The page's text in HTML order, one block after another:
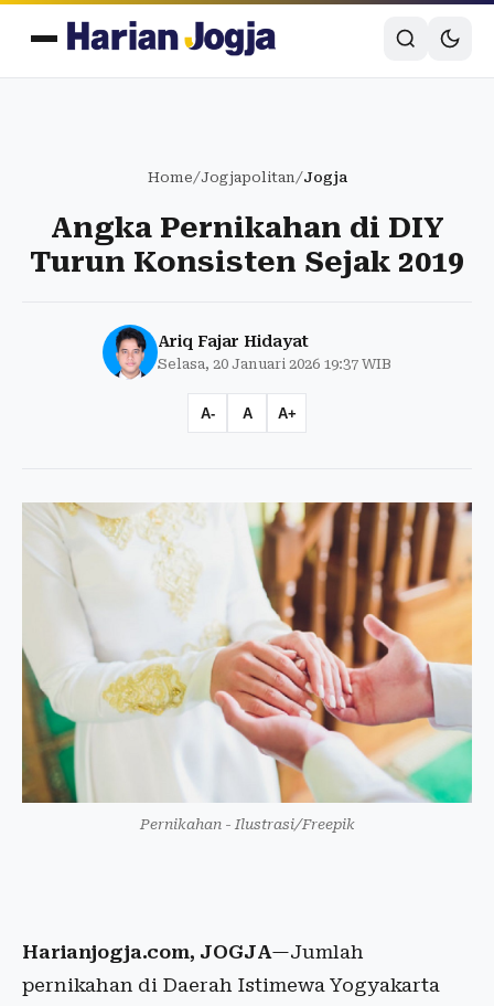
Home/Jogjapolitan/Jogja
Angka Pernikahan di DIY
Turun Konsisten Sejak 2019
Ariq Fajar Hidayat
Selasa, 20 Januari 2026 19:37 WIB
A- A A+
Pernikahan - Ilustrasi/Freepik
Harianjogja.com, JOGJA—Jumlah
pernikahan di Daerah Istimewa Yogyakarta